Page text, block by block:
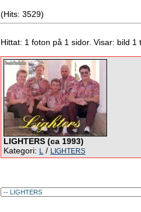
(Hits: 3529)
Hittat: 1 foton på 1 sidor. Visar: bild 1
LIGHTERS (ca 1993)
Kategori: L / LIGHTERS